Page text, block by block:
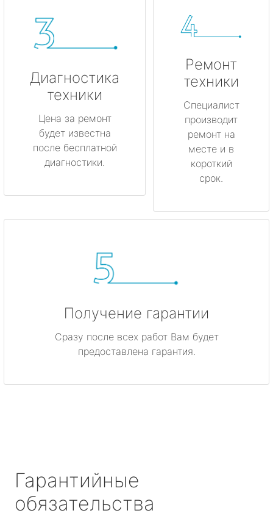
Диагностика
техники
Цена за ремонт
будет известна
после бесплатной
диагностики.
Ремонт
техники
Специалист
производит
ремонт на
месте и в
короткий
срок.
Получение гарантии
Сразу после всех работ Вам будет
предоставлена гарантия.
Гарантийные
обязательства